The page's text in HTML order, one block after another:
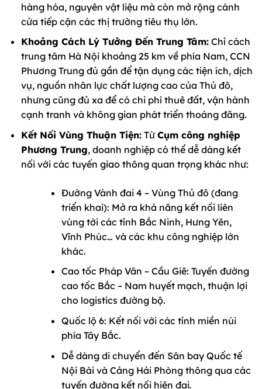
hàng hóa, nguyên vật liệu mà còn mở rộng cánh
cửa tiếp cận các thị trường tiêu thụ lớn.
Khoảng Cách Lý Tưởng Đến Trung Tâm:Chỉ cách
trung tâm Hà Nội khoảng 25 km về phía Nam, CCN
Phương Trung đủ gần để tận dụng các tiện ích, dịch
vụ, nguồn nhân lực chất lượng cao của Thủ đô,
nhưng cũng đủ xa để có chi phí thuê đất, vận hành
cạnh tranh và không gian phát triển thoáng đãng.
Kết Nối Vùng Thuận Tiện:Từ Cụm công nghiệp
Phương Trung, doanh nghiệp có thể dễ dàng kết
nối với các tuyến giao thông quan trọng khác như:
Đường Vành đai 4 – Vùng Thủ đô (đang
triển khai): Mở ra khả năng kết nối liên
vùng tới các tỉnh Bắc Ninh, Hưng Yên,
Vĩnh Phúc… và các khu công nghiệp lớn
khác.
Cao tốc Pháp Vân – Cầu Giẽ: Tuyến đường
cao tốc Bắc – Nam huyết mạch, thuận lợi
cho logistics đường bộ.
Quốc lộ 6: Kết nối với các tỉnh miền núi
phía Tây Bắc.
Dễ dàng di chuyển đến Sân bay Quốc tế
Nội Bài và Cảng Hải Phòng thông qua các
tuyến đường kết nối hiện đại.